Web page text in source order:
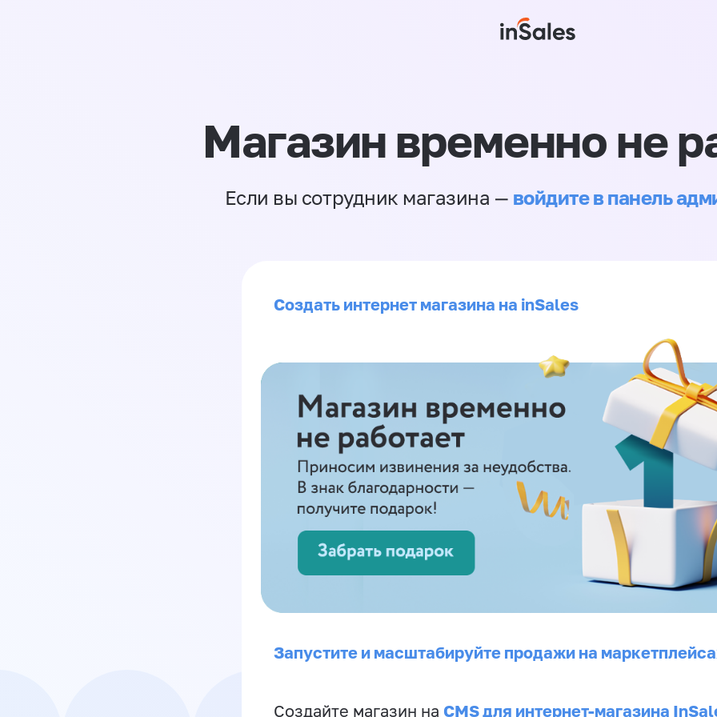
Магазин временно не
Если вы сотрудник магазина — войдите в панель
Создать интернет магазина на inSales
Запустите и масштабируйте продажи на
Создайте магазин на CMS для интернет-магазина